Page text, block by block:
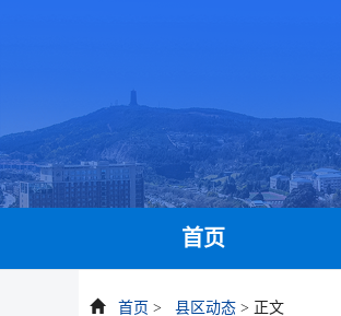
首页
首页 > 县区动态 > 正文